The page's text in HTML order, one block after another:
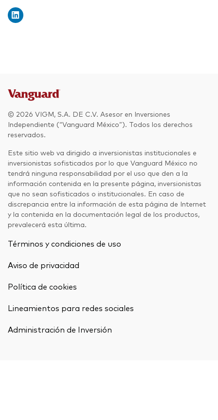
© 2026 VIGM, S.A. DE C.V. Asesor en Inversiones
Independiente (“Vanguard México”). Todos los derechos
reservados.
Este sitio web va dirigido a inversionistas institucionales e
inversionistas sofisticados por lo que Vanguard México no
tendrá ninguna responsabilidad por el uso que den a la
información contenida en la presente página, inversionistas
que no sean sofisticados o institucionales. En caso de
discrepancia entre la información de esta página de Internet
y la contenida en la documentación legal de los productos,
prevalecerá esta última.
Términos y condiciones de uso
Aviso de privacidad
Política de cookies
Lineamientos para redes sociales
Administración de Inversión